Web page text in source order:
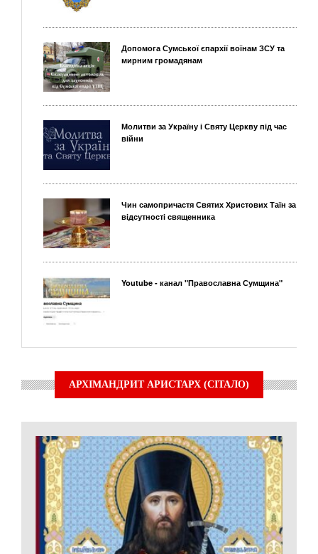
Допомога Сумської єпархії воїнам ЗСУ та
мирним громадянам
Молитви за Україну і Святу Церкву під час
війни
Чин самопричастя Святих Христових Таїн за
відсутності священника
Youtube - канал "Православна Сумщина"
АРХІМАНДРИТ АРИСТАРХ (СІТАЛО)